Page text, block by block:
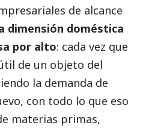
de alcance
dimensión doméstica
por alto: cada vez que
de un objeto del
la demanda de
con todo lo que eso
materias primas,